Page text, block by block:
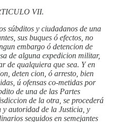
VII.
súbditos y ciudadanos de una
sus buques ó efectos, no
embargo ó detencion de
de alguna expedicion militar,
de qualquiera que sea. Y en
deten cion, ó arresto, bien
ú ofensas co-metidas por
de una de las Partes
de la otra, se procederá
y autoridad de la Justicia, y
seguidos en semejantes